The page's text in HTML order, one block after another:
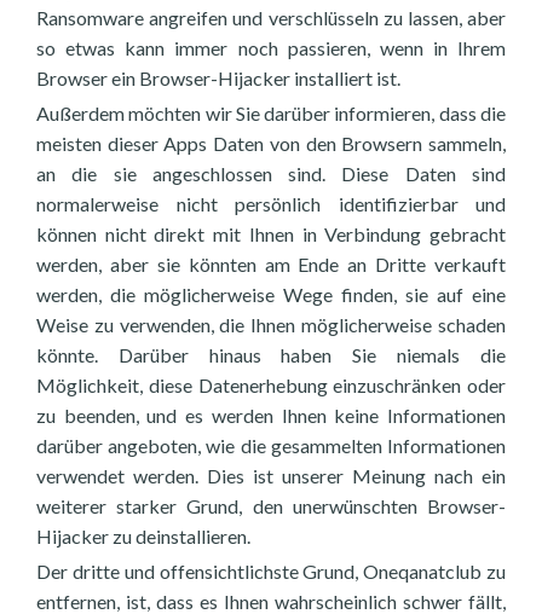
Ransomware angreifen und verschlüsseln zu lassen, aber
so etwas kann immer noch passieren, wenn in Ihrem
Browser ein Browser-Hijacker installiert ist.
Außerdem möchten wir Sie darüber informieren, dass die
meisten dieser Apps Daten von den Browsern sammeln,
an die sie angeschlossen sind. Diese Daten sind
normalerweise nicht persönlich identifizierbar und
können nicht direkt mit Ihnen in Verbindung gebracht
werden, aber sie könnten am Ende an Dritte verkauft
werden, die möglicherweise Wege finden, sie auf eine
Weise zu verwenden, die Ihnen möglicherweise schaden
könnte. Darüber hinaus haben Sie niemals die
Möglichkeit, diese Datenerhebung einzuschränken oder
zu beenden, und es werden Ihnen keine Informationen
darüber angeboten, wie die gesammelten Informationen
verwendet werden. Dies ist unserer Meinung nach ein
weiterer starker Grund, den unerwünschten Browser-
Hijacker zu deinstallieren.
Der dritte und offensichtlichste Grund, Oneqanatclub zu
entfernen, ist, dass es Ihnen wahrscheinlich schwer fällt,